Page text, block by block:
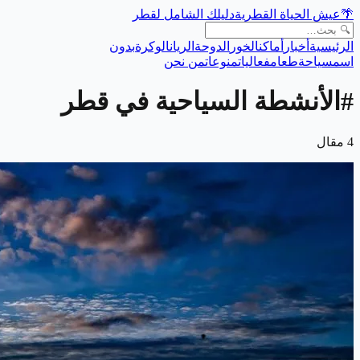
🌴عيش الحياة القطريةدليلك الشامل لقطر
الرئيسية أخبار أماكنالخور الدوحة الريانالوكرةبدون
اسمسياحةطعامفعالياتمنوعاتمن نحن
# الأنشطة السياحية في قطر
4 مقال